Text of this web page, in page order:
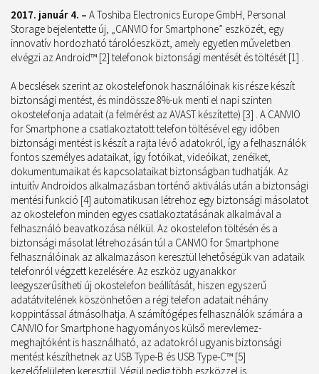
2017. január 4. – A Toshiba Electronics Europe GmbH, Personal
Storage bejelentette új, „CANVIO for Smartphone” eszközét, egy
innovatív hordozható tárolóeszközt, amely egyetlen műveletben
elvégzi az Android™ [2] telefonok biztonsági mentését és töltését [1] .
A becslések szerint az okostelefonok használóinak kis része készít
biztonsági mentést, és mindössze 8%-uk menti el napi szinten
okostelefonja adatait (a felmérést az AVAST készítette) [3] . A CANVIO
for Smartphone a csatlakoztatott telefon töltésével egy időben
biztonsági mentést is készít a rajta lévő adatokról, így a felhasználók
fontos személyes adataikat, így fotóikat, videóikat, zenéiket,
dokumentumaikat és kapcsolataikat biztonságban tudhatják. Az
intuitív Androidos alkalmazásban történő aktiválás után a biztonsági
mentési funkció [4] automatikusan létrehoz egy biztonsági másolatot
az okostelefon minden egyes csatlakoztatásának alkalmával a
felhasználó beavatkozása nélkül. Az okostelefon töltésén és a
biztonsági másolat létrehozásán túl a CANVIO for Smartphone
felhasználóinak az alkalmazáson keresztül lehetőségük van adataik
telefonról végzett kezelésére. Az eszköz ugyanakkor
leegyszerűsítheti új okostelefon beállítását, hiszen egyszerű
adatátvitelének köszönhetően a régi telefon adatait néhány
koppintással átmásolhatja. A számítógépes felhasználók számára a
CANVIO for Smartphone hagyományos külső merevlemez-
meghajtóként is használható, az adatokról ugyanis biztonsági
mentést készíthetnek az USB Type-B és USB Type-C™ [5]
kezelőfelületen keresztül. Végül pedig több eszközzel is